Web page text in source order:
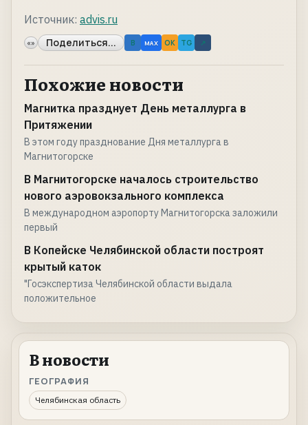
Источник: advis.ru
«» Поделиться... B MAX OK TG ↗
Похожие новости
Магнитка празднует День металлурга в
Притяжении
В этом году празднование Дня металлурга в
Магнитогорске
В Магнитогорске началось строительство
нового аэровокзального комплекса
В международном аэропорту Магнитогорска заложили
первый
В Копейске Челябинской области построят
крытый каток
"Госэкспертиза Челябинской области выдала
положительное
В новости
ГЕОГРАФИЯ
Челябинская область